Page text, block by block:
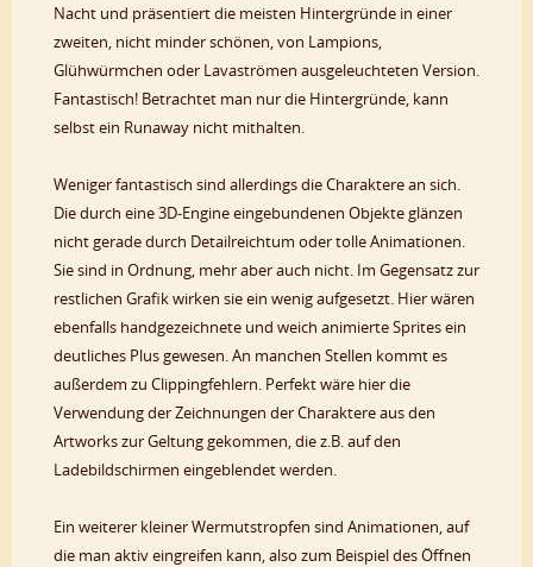
Nacht und präsentiert die meisten Hintergründe in einer
zweiten, nicht minder schönen, von Lampions,
Glühwürmchen oder Lavaströmen ausgeleuchteten Version.
Fantastisch! Betrachtet man nur die Hintergründe, kann
selbst ein Runaway nicht mithalten.
Weniger fantastisch sind allerdings die Charaktere an sich.
Die durch eine 3D-Engine eingebundenen Objekte glänzen
nicht gerade durch Detailreichtum oder tolle Animationen.
Sie sind in Ordnung, mehr aber auch nicht. Im Gegensatz zur
restlichen Grafik wirken sie ein wenig aufgesetzt. Hier wären
ebenfalls handgezeichnete und weich animierte Sprites ein
deutliches Plus gewesen. An manchen Stellen kommt es
außerdem zu Clippingfehlern. Perfekt wäre hier die
Verwendung der Zeichnungen der Charaktere aus den
Artworks zur Geltung gekommen, die z.B. auf den
Ladebildschirmen eingeblendet werden.
Ein weiterer kleiner Wermutstropfen sind Animationen, auf
die man aktiv eingreifen kann, also zum Beispiel des Öffnen